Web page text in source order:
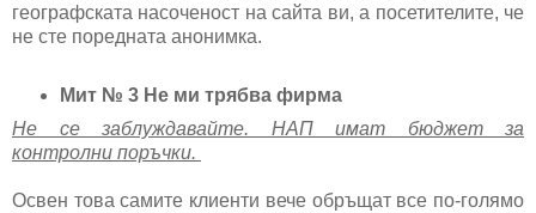
географската насоченост на сайта ви, а посетителите, че
не сте поредната анонимка.
Мит № 3 Не ми трябва фирма
Не се заблуждавайте. НАП имат бюджет за
контролни поръчки.
Освен това самите клиенти вече обръщат все по-голямо